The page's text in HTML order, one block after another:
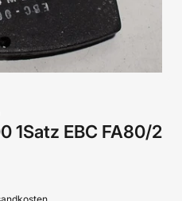
1Satz EBC FA80/2